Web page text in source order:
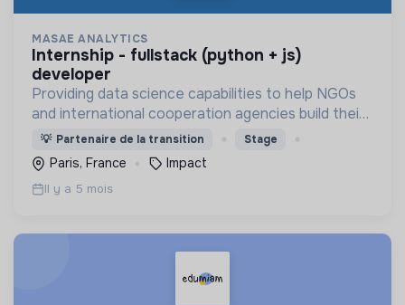
MASAE ANALYTICS
internship - fullstack (python + js)
developer
Providing data science capabilities to help NGOs
and international cooperation agencies build their
programmes and measure their impact
💡 Partenaire de la transition Stage
Paris, France Impact
Il y a 5 mois